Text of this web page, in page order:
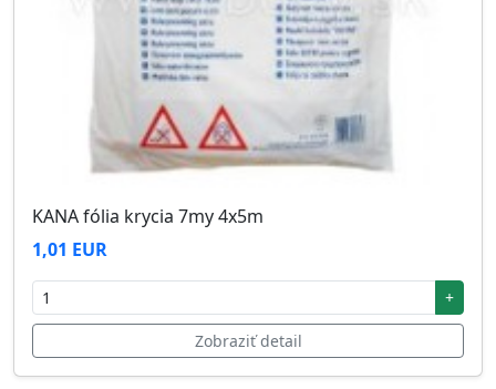
KANA fólia krycia 7my 4x5m
1,01 EUR
+
Zobraziť detail